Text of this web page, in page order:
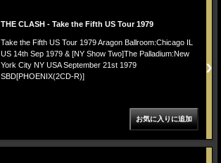
THE CLASH - Take the Fifth US Tour 1979
Take the Fifth US Tour 1979 Aragon Ballroom:Chicago IL
US 14th Sep 1979 & [NY Show Two]The Palladium:New
York City NY USA September 21st 1979
SBD[PHOENIX(2CD-R)]